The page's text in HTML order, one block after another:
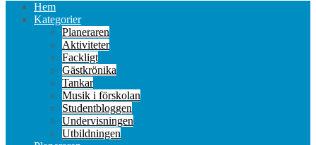
Hem
Kategorier
Planeraren
Aktiviteter
Fackligt
Gästkrönika
Tankar
Musik i förskolan
Studentbloggen
Undervisningen
Utbildningen